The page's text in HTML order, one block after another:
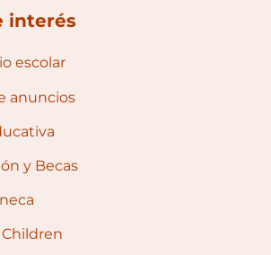
interés
escolar
anuncios
y Becas